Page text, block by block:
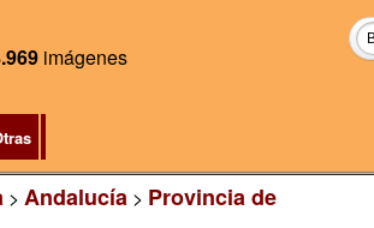
imágenes
> Andalucía> Provincia de